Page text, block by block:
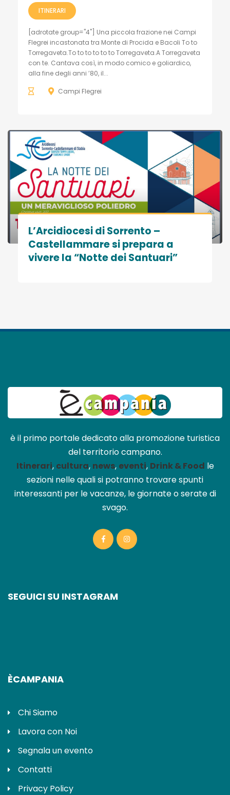
ITINERARI
[adrotate group="4"] Una piccola frazione nei Campi
Flegrei incastonata tra Monte di Procida e Bacoli To to
Torregaveta.To to to to to to Torregaveta.A Torregaveta
con te. Cantava così, in modo comico e goliardico,
alla fine degli anni ’80, il...
Campi Flegrei
L’Arcidiocesi di Sorrento –
Castellammare si prepara a
vivere la “Notte dei Santuari”
è il primo portale dedicato alla promozione turistica
del territorio campano.
Itinerari, cultura, news, eventi, Drink & Food le
sezioni nelle quali si potranno trovare spunti
interessanti per le vacanze, le giornate o serate di
svago.
SEGUICI SU INSTAGRAM
ÈCAMPANIA
Chi Siamo
Lavora con Noi
Segnala un evento
Contatti
Privacy Policy